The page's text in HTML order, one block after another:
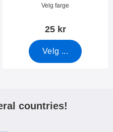
Varenummer 50276
Velg farge
25 kr
Velg ...
countries!